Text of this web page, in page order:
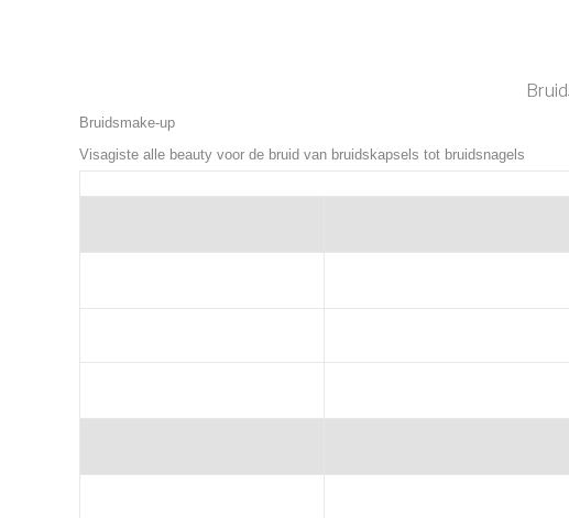
Bruidsmake-up
Visagiste alle beauty voor de bruid van bruidskapsels tot bruidsnagels